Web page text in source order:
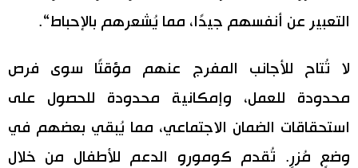
التعبير عن أنفسهم جيدًا، مما يُشعرهم بالإحباط“.
لا تُتاح للأجانب المفرج عنهم مؤقتًا سوى فرص
محدودة للعمل، وإمكانية محدودة للحصول على
استحقاقات الضمان الاجتماعي، مما يُبقي بعضهم في
وضعٍ مُزرٍ. تُقدم كومورو الدعم للأطفال من خلال